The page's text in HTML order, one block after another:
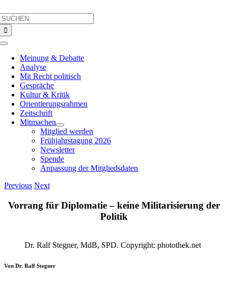
to
content
Toggle
NavigationMeinung & Debatte
Analyse
Mit Recht politisch
Gespräche
Kultur & Kritik
Orientierungsrahmen
Zeitschrift
Mitmachen
Mitglied werden
Frühjahrstagung 2026
Newsletter
Spende
Anpassung der Mitgliedsdaten
Previous Next
Vorrang für Diplomatie – keine Militarisierung der
Politik
Dr. Ralf Stegner, MdB, SPD. Copyright: photothek.net
Von Dr. Ralf Stegner